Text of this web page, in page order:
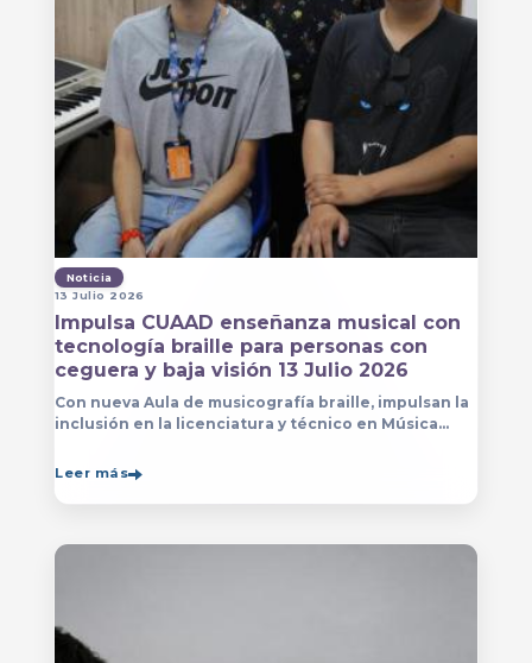
Noticia
13 Julio 2026
Impulsa CUAAD enseñanza musical con
tecnología braille para personas con
ceguera y baja visión 13 Julio 2026
Con nueva Aula de musicografía braille, impulsan la
inclusión en la licenciatura y técnico en Música
formen con mayor autonomía
Leer más